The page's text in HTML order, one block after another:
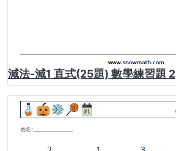
減法-減1 直式(25題) 數學練習題 2